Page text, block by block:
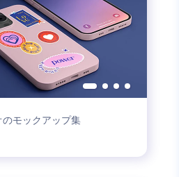
モックアップ集